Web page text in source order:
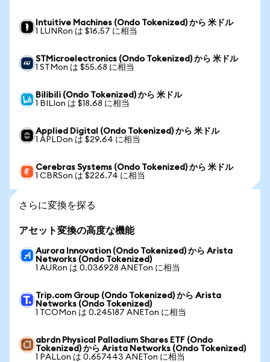
Intuitive Machines (Ondo Tokenized) から 米ドル
1 LUNRon は $16.57 に相当
STMicroelectronics (Ondo Tokenized) から 米ドル
1 STMon は $55.68 に相当
Bilibili (Ondo Tokenized) から 米ドル
1 BILIon は $18.68 に相当
Applied Digital (Ondo Tokenized) から 米ドル
1 APLDon は $29.64 に相当
Cerebras Systems (Ondo Tokenized) から 米ドル
1 CBRSon は $226.74 に相当
さらに変換を探る
アセット変換の高度な機能
Aurora Innovation (Ondo Tokenized) から Arista
Networks (Ondo Tokenized)
1 AURon は 0.036928 ANETon に相当
Trip.com Group (Ondo Tokenized) から Arista
Networks (Ondo Tokenized)
1 TCOMon は 0.245187 ANETon に相当
abrdn Physical Palladium Shares ETF (Ondo
Tokenized) から Arista Networks (Ondo Tokenized)
1 PALLon は 0.657443 ANETon に相当